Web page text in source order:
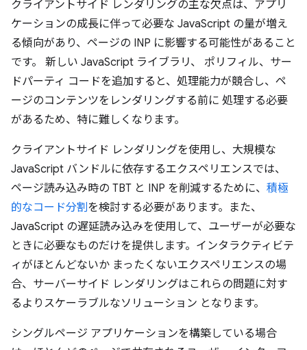
クライアントサイド レンダリングの主な欠点は、アプリ
ケーションの成長に伴って必要な JavaScript の量が増え
る傾向があり、ページの INP に影響する可能性があること
です。 新しい JavaScript ライブラリ、 ポリフィル、サー
ドパーティ コードを追加すると、処理能力が競合し、ペ
ージのコンテンツをレンダリングする前に 処理する必要
があるため、特に難しくなります。
クライアントサイド レンダリングを使用し、大規模な
JavaScript バンドルに依存するエクスペリエンスでは、
ページ読み込み時の TBT と INP を削減するために、 積極
的なコード分割 を検討する必要があります。また、
JavaScript の遅延読み込みを使用して、ユーザーが必要な
ときに必要なものだけを提供します。インタラクティビテ
ィがほとんどないか まったくないエクスペリエンスの場
合、サーバーサイド レンダリングはこれらの問題に対す
るよりスケーラブルなソリューション となります。
シングルページ アプリケーションを構築している場合